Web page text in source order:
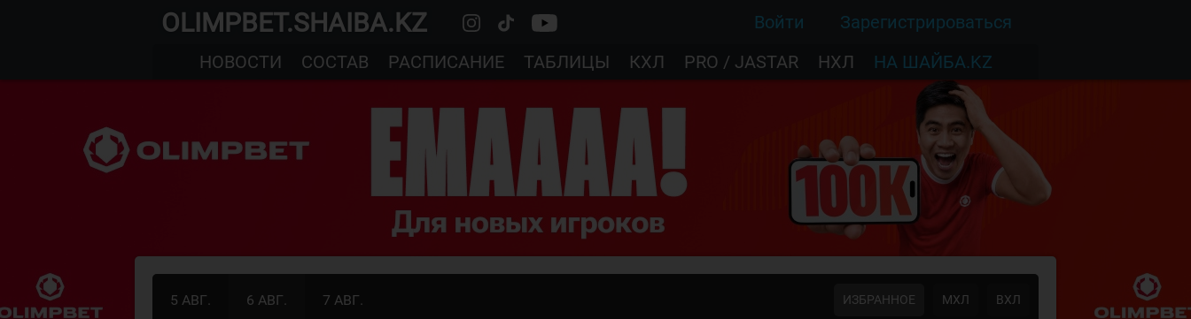
OLIMPBET.SHAIBA.KZ Войти
Зарегистрироваться
НОВОСТИ
СОСТАВ РАСПИСАНИЕ ТАБЛИЦЫ КХЛ PRO / JASTAR НХЛ НА ШАЙБА.KZ
5 АВГ. 6 АВГ. 7 АВГ. ИЗБРАННОЕ МХЛ ВХЛ